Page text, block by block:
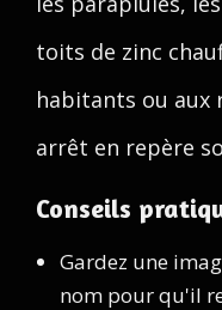
toits de zinc
habitants ou
arrêt en repère
Conseils
Gardez une
nom pour qu'il